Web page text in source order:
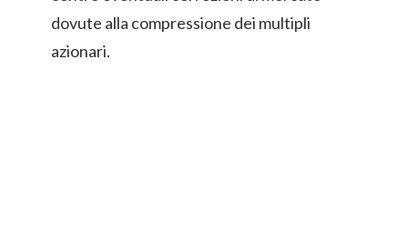
dovute alla compressione dei multipli
azionari.